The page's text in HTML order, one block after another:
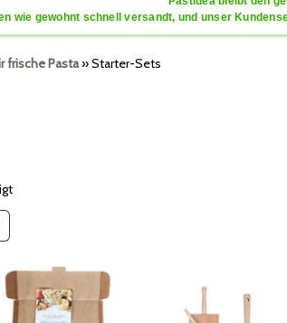
wie gewohnt schnell versandt, und unser
frische Pasta»Starter-Sets